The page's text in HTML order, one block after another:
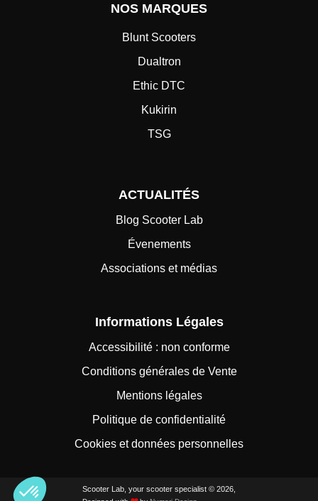
NOS MARQUES
Blunt Scooters
Dualtron
Ethic DTC
Kukirin
TSG
ACTUALITÉS
Blog Scooter Lab
Évenements
Associations et médias
Informations Légales
Accessibilité : non conforme
Conditions générales de Vente
Mentions légales
Politique de confidentialité
Cookies et données personnelles
Scooter Lab, your scooter specialist © 2026,